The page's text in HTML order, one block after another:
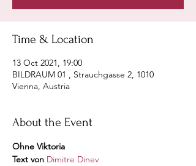
Time & Location
13 Oct 2021, 19:00
BILDRAUM 01 , Strauchgasse 2, 1010
Vienna, Austria
About the Event
Ohne Viktoria
Text von Dimitre Dinev